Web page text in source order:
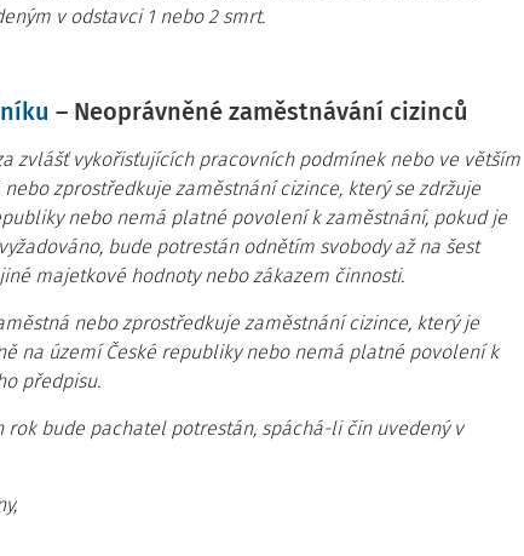
v odstavci 1 nebo 2 smrt.
– Neoprávněné zaměstnávání cizinců
zvlášť vykořisťujících pracovních podmínek nebo ve větším
zprostředkuje zaměstnání cizince, který se zdržuje
nebo nemá platné povolení k zaměstnání, pokud je
bude potrestán odnětím svobody až na šest
majetkové hodnoty nebo zákazem činnosti.
nebo zprostředkuje zaměstnání cizince, který je
na území České republiky nebo nemá platné povolení k
předpisu.
rok bude pachatel potrestán, spáchá-li čin uvedený v